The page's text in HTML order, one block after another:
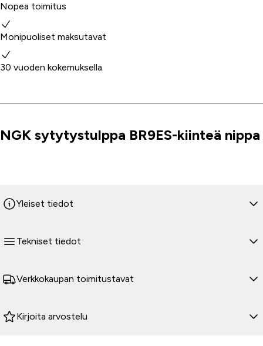
Nopea toimitus
Monipuoliset maksutavat
30 vuoden kokemuksella
Tuoteinfo
NGK sytytystulppa BR9ES-kiinteä nippa
Yleiset tiedot
Tekniset tiedot
Verkkokaupan toimitustavat
Kirjoita arvostelu